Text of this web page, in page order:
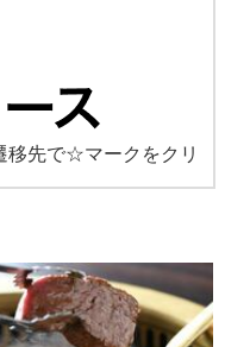
移先で☆マークをクリ